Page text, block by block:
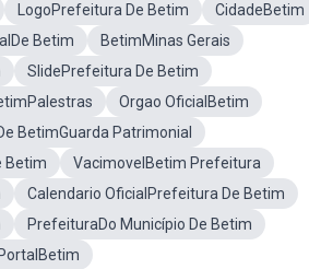
LogoPrefeitura De Betim
CidadeBetim
Betim
BetimMinas Gerais
SlidePrefeitura De Betim
Orgao OficialBetim
BetimGuarda Patrimonial
Betim
VacimovelBetim Prefeitura
Calendario OficialPrefeitura De Betim
PrefeituraDo Município De Betim
PortalBetim